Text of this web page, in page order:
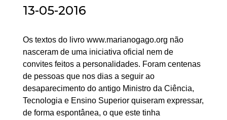
13-05-2016
Os textos do livro www.marianogago.org não
nasceram de uma iniciativa oficial nem de
convites feitos a personalidades. Foram centenas
de pessoas que nos dias a seguir ao
desaparecimento do antigo Ministro da Ciência,
Tecnologia e Ensino Superior quiseram expressar,
de forma espontânea, o que este tinha